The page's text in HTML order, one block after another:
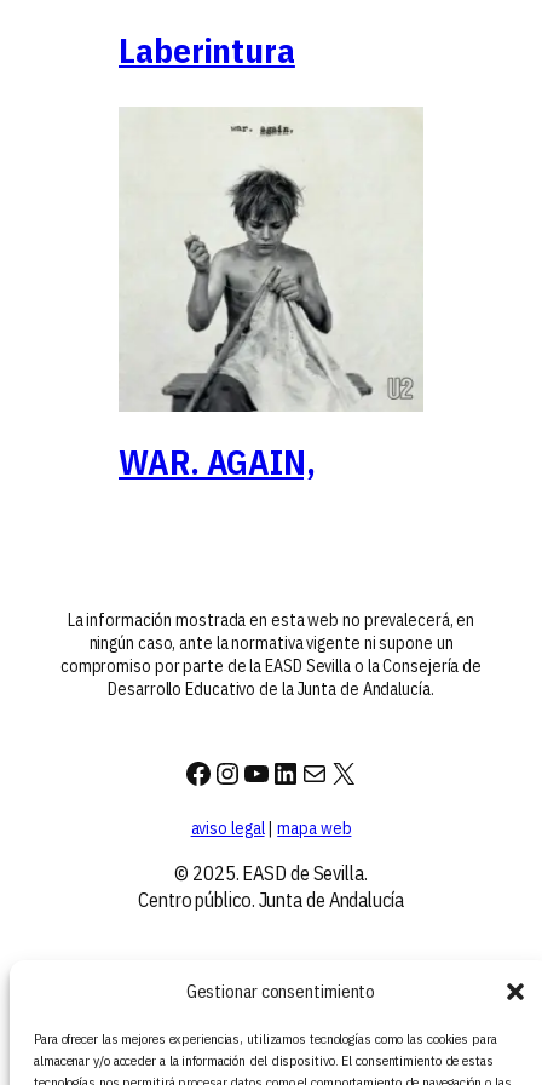
Gestionar consentimiento
Para ofrecer las mejores experiencias, utilizamos tecnologías como las cookies para
almacenar y/o acceder a la información del dispositivo. El consentimiento de estas
Laberintura
WAR. AGAIN,
La información mostrada en esta web no prevalecerá, en
ningún caso, ante la normativa vigente ni supone un
compromiso por parte de la EASD Sevilla o la Consejería de
Desarrollo Educativo de la Junta de Andalucía.
Facebook
Instagram
YouTube
LinkedIn
Correo electrónico
X
aviso legal|mapa web
© 2025. EASD de Sevilla.
Centro público. Junta de Andalucía